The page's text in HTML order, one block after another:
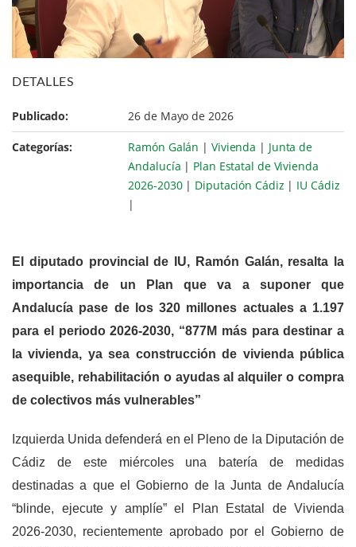
DETALLES
Publicado: 26 de Mayo de 2026
Categorías: Ramón Galán | Vivienda | Junta de
Andalucía | Plan Estatal de Vivienda
2026-2030| Diputación Cádiz | IU Cádiz
|
El diputado provincial de IU, Ramón Galán, resalta la
importancia de un Plan que va a suponer que
Andalucía pase de los 320 millones actuales a 1.197
para el periodo 2026-2030, “877M más para destinar a
la vivienda, ya sea construcción de vivienda pública
asequible, rehabilitación o ayudas al alquiler o compra
de colectivos más vulnerables”
Izquierda Unida defenderá en el Pleno de la Diputación de
Cádiz de este miércoles una batería de medidas
destinadas a que el Gobierno de la Junta de Andalucía
“blinde, ejecute y amplíe” el Plan Estatal de Vivienda
2026-2030, recientemente aprobado por el Gobierno de